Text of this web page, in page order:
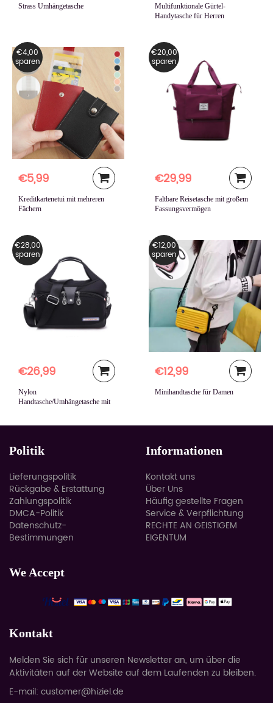
Strass Umhängetasche
Multifunktionale Gürtel-
Handytasche für Herren
€4,00
sparen
€5,99
Kreditkartenetui mit mehreren
Fächern
€20,00
sparen
€29,99
Faltbare Reisetasche mit großem
Fassungsvermögen
€28,00
sparen
€26,99
Nylon
Handtasche/Umhängetasche mit
€12,00
sparen
€12,99
Minihandtasche für Damen
Politik
Lieferungspolitik
Rückgabe & Erstattung
Zahlungspolitik
DMCA-Politik
Datenschutz-
Bestimmungen
Informationen
Kontakt uns
Über Uns
Häufig gestellte Fragen
Service & Verpflichtung
RECHTE AN GEISTIGEM
EIGENTUM
We Accept
Kontakt
Melden Sie sich für unseren Newsletter an, um über die
Aktivitäten auf der Website auf dem Laufenden zu bleiben.
E-mail: customer@hiziel.de